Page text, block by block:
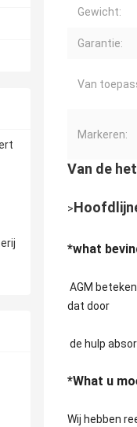
Gewicht:
Garantie:
Van
Markeren:
Van de
>
*what
AGM
dat door
de hulp
*What u
Wij hebben